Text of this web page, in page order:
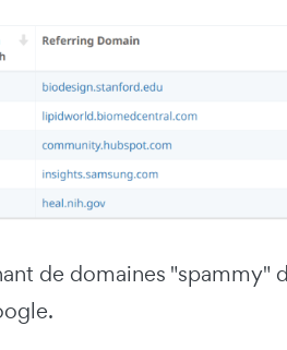
de domaines